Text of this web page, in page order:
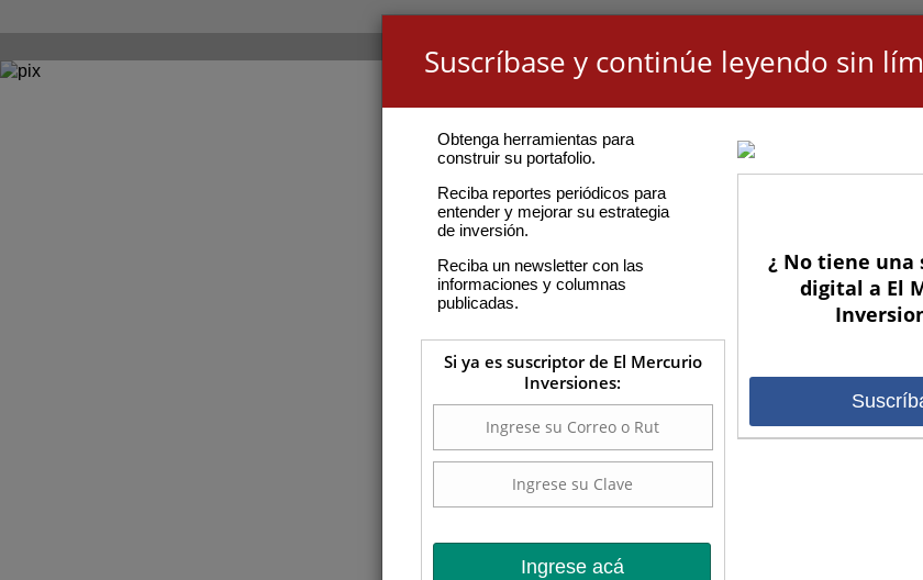
Suscríbase y continúe leyendo sin
Obtenga herramientas para
construir su portafolio.
Reciba reportes periódicos para
entender y mejorar su estrategia
de inversión.
Reciba un newsletter con las
informaciones y columnas
publicadas.
Si ya es suscriptor de El Mercurio
Inversiones:
Ingrese acá
¿ No tiene una
digital a El